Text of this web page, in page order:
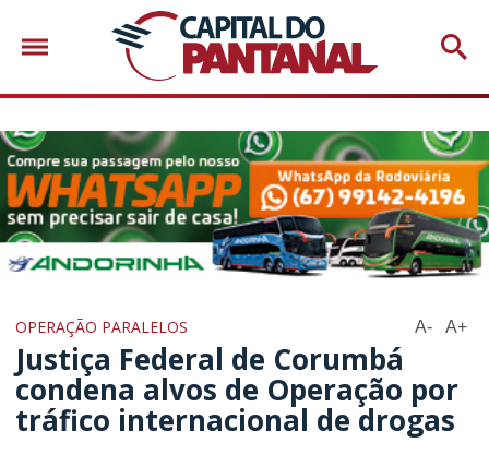
OPERAÇÃO PARALELOS A- A+
Justiça Federal de Corumbá
condena alvos de Operação por
tráfico internacional de drogas